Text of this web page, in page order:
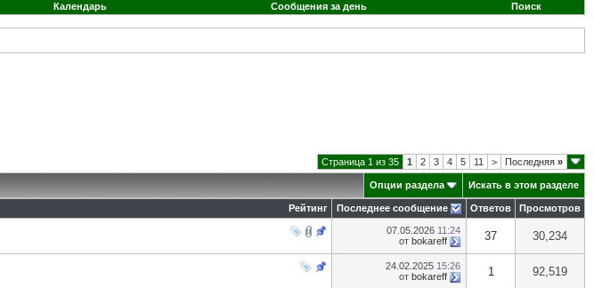
Календарь Сообщения за день Поиск
Страница 1 из 35 1 2 3 4 5 11 > Последняя »
Опции раздела Искать в этом разделе
Рейтинг Последнее сообщение Ответов Просмотров
07.05.2026 11:24
от bokareff 37 30,234
24.02.2025 15:26
от bokareff 1 92,519